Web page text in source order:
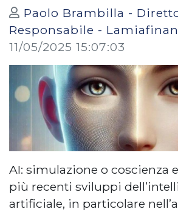
Paolo Brambilla -
Responsabile -
11/05/2025 15:07:03
AI: simulazione o coscienza
più recenti sviluppi
artificiale, in particolare